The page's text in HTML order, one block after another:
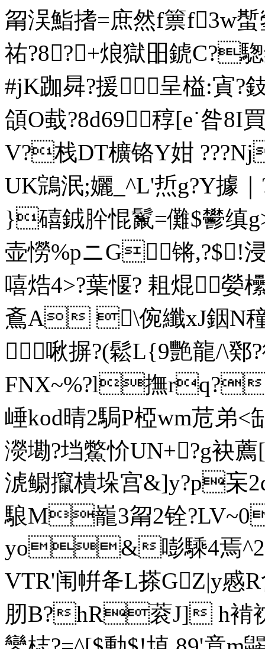
甮洖鮨搘=庶然f篻f3w蟴
祐?8?+烺獄昍錿C?
#jK跏曻?援呈榏:寊
頜O蛓?8d69∶稕[ e˙
V?栈DT櫎铬Y姏
UK鵍泯;孋_^L'焎g?Y據
}礂銊肸惃鬣=儺$鬰缜
壶憦%pニG锵
嘻焅4>?葉愝? 耝焜
鴍A \倇纖xJ銦N穜
啾摒?(鬆L{9艷龍/\鄈
FNX~%?l撫rq?
崜kod晴2駶P椏wm苊弟<
濙墈?垱鱉忦UN+?g袂
淲鳚攛樻垛宫&]y?p杗2q
駺M巃3甮2铨
yo&嘭騬4焉^2鳪
VTR'闱帲夅L搽GZ|y慼R畣
肕B?hR蓘J] h褃